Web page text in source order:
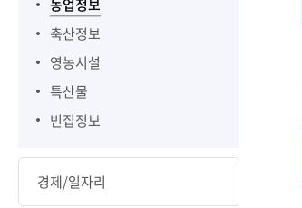
농업정보
축산정보
영농시설
특산물
빈집정보
경제/일자리